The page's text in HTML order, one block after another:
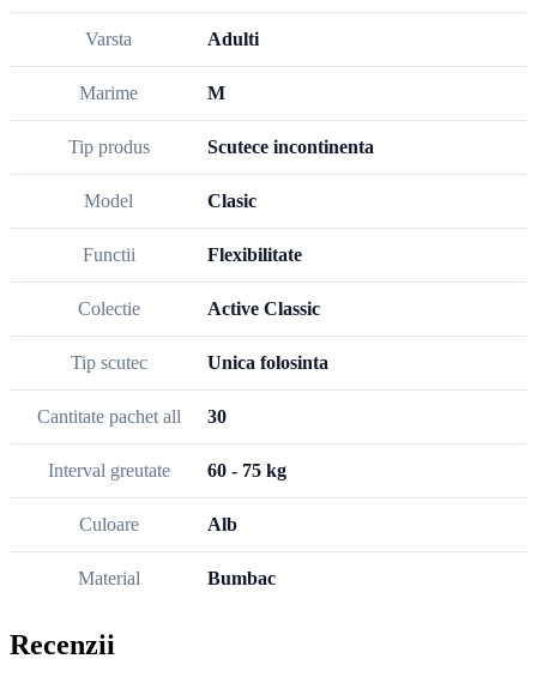
Varsta Adulti
Marime M
Tip produs Scutece incontinenta
Model Clasic
Functii Flexibilitate
Colectie Active Classic
Tip scutec Unica folosinta
Cantitate pachet all 30
Interval greutate 60 - 75 kg
Culoare Alb
Material Bumbac
Recenzii